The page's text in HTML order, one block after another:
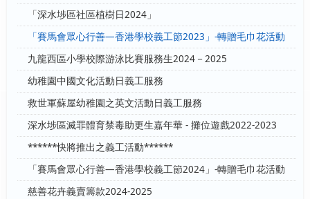
「深水埗區社區植樹日2024」
「賽馬會眾心行善—香港學校義工節2023」-轉贈毛巾花活動
九龍西區小學校際游泳比賽服務生2024－2025
幼稚園中國文化活動日義工服務
救世軍蘇屋幼稚園之英文活動日義工服務
深水埗區滅罪體育禁毒助更生嘉年華 - 攤位遊戲2022-2023
******快將推出之義工活動******
「賽馬會眾心行善—香港學校義工節2024」-轉贈毛巾花活動
慈善花卉義賣籌款2024-2025